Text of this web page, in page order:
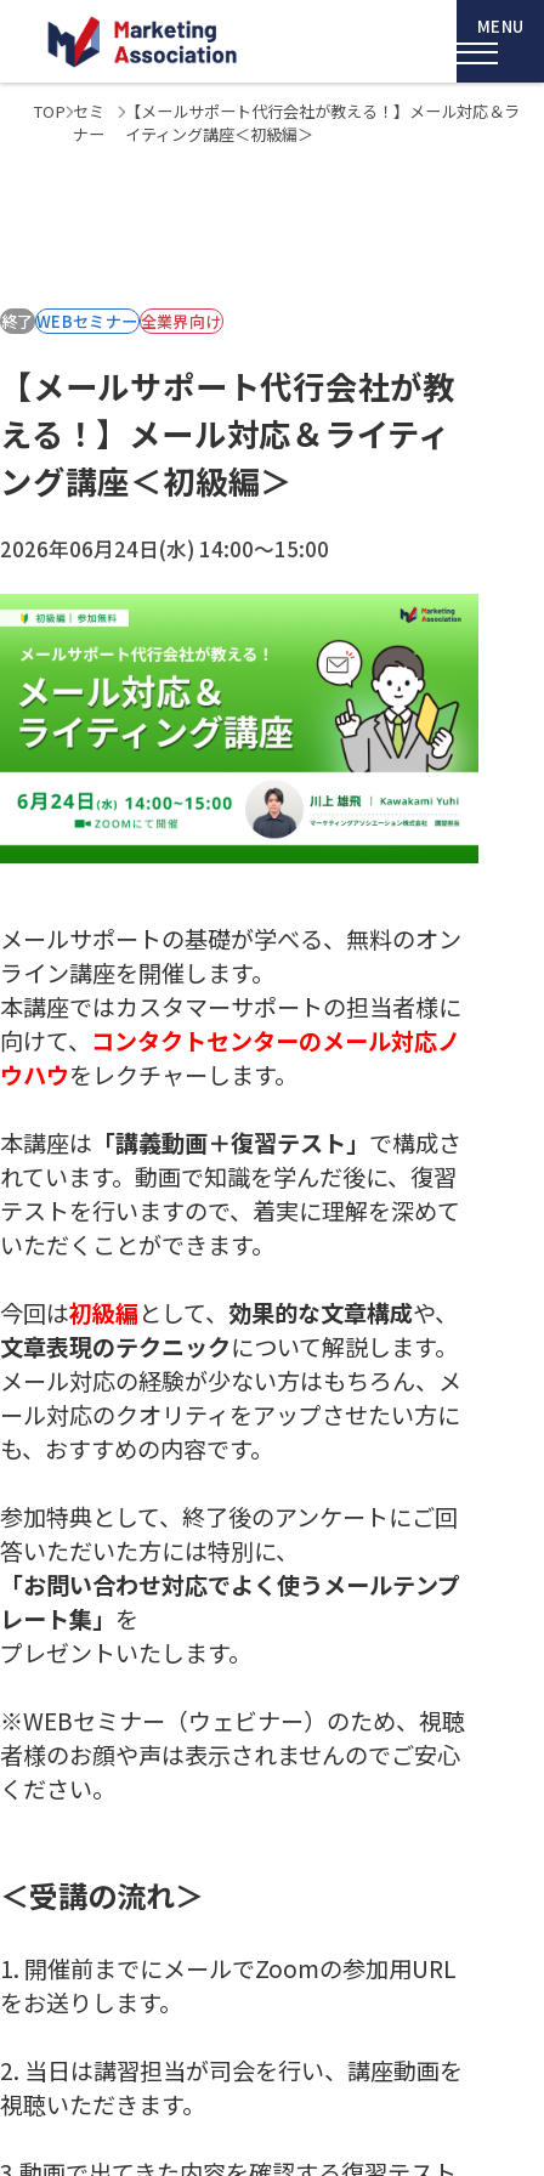
TOP セミ
ナー
【メールサポート代行会社が教える！】メール対応＆ラ
イティング講座＜初級編＞
終了WEBセミナー全業界向け
【メールサポート代行会社が教
える！】メール対応＆ライティ
ング講座＜初級編＞
2026年06月24日(水) 14:00～15:00
メールサポートの基礎が学べる、無料のオン
ライン講座を開催します。
本講座ではカスタマーサポートの担当者様に
向けて、 コンタクトセンターのメール対応ノ
ウハウをレクチャーします。
本講座は 「講義動画＋復習テスト」 で構成さ
れています。動画で知識を学んだ後に、復習
テストを行いますので、着実に理解を深めて
いただくことができます。
今回は初級編として、 効果的な文章構成や、
文章表現のテクニックについて解説します。
メール対応の経験が少ない方はもちろん、メ
ール対応のクオリティをアップさせたい方に
も、おすすめの内容です。
参加特典として、終了後のアンケートにご回
答いただいた方には特別に、
「お問い合わせ対応でよく使うメールテンプ
レート集」 を
プレゼントいたします。
※WEBセミナー（ウェビナー）のため、視聴
者様のお顔や声は表示されませんのでご安心
ください。
＜受講の流れ＞
1. 開催前までにメールでZoomの参加用URL
をお送りします。
2. 当日は講習担当が司会を行い、講座動画を
視聴いただきます。